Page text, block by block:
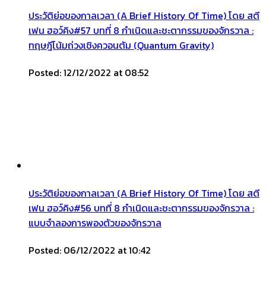
ประวัติย่อของกาลเวลา (A Brief History Of Time) โดย สตี
เฟน ฮอว์คิง#57 บทที่ 8 กำเนิดและชะตากรรมของจักรวาล :
ทฤษฎีโน้มถ่วงเชิงควอนตัม (Quantum Gravity)
Posted: 12/12/2022 at 08:52
ประวัติย่อของกาลเวลา (A Brief History Of Time) โดย สตี
เฟน ฮอว์คิง#56 บทที่ 8 กำเนิดและชะตากรรมของจักรวาล :
แบบจำลองการพองตัวของจักรวาล
Posted: 06/12/2022 at 10:42